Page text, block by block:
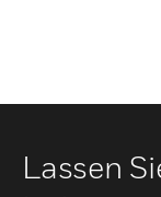
Lassen